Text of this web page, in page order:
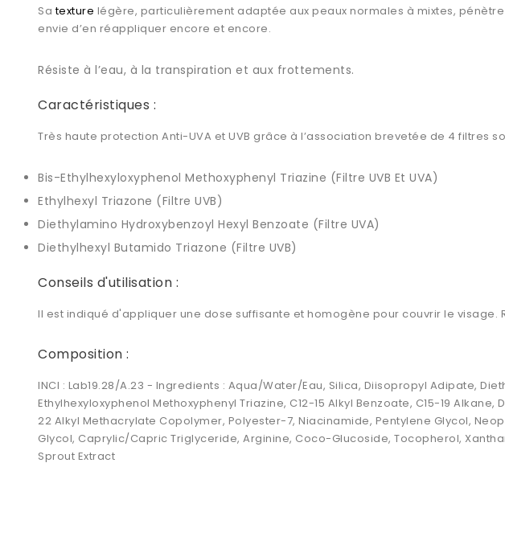
Satexture légère, particulièrement adaptée aux peaux normales à mixtes,
envie d’en réappliquer encore et encore.
Résiste à l’eau, à la transpiration et aux frottements.
Caractéristiques :
Très haute protection Anti-UVA et UVB grâce à l’association brevetée de 4
Bis-Ethylhexyloxyphenol Methoxyphenyl Triazine (Filtre UVB Et UVA)
Ethylhexyl Triazone (Filtre UVB)
Diethylamino Hydroxybenzoyl Hexyl Benzoate (Filtre UVA)
Diethylhexyl Butamido Triazone (Filtre UVB)
Conseils d'utilisation :
Il est indiqué d'appliquer une dose suffisante et homogène pour couvrir le
Composition :
INCI : Lab19.28/A.23 - Ingredients : Aqua/Water/Eau, Silica, Diisopropyl Adipate,
Ethylhexyloxyphenol Methoxyphenyl Triazine, C12-15 Alkyl Benzoate, C15-19
22 Alkyl Methacrylate Copolymer, Polyester-7, Niacinamide, Pentylene Glycol,
Glycol, Caprylic/Capric Triglyceride, Arginine, Coco-Glucoside, Tocopherol,
Sprout Extract